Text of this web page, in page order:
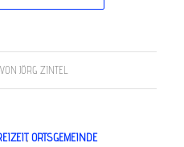
VON JÖRG ZINTEL
,ORTSGEMEINDE